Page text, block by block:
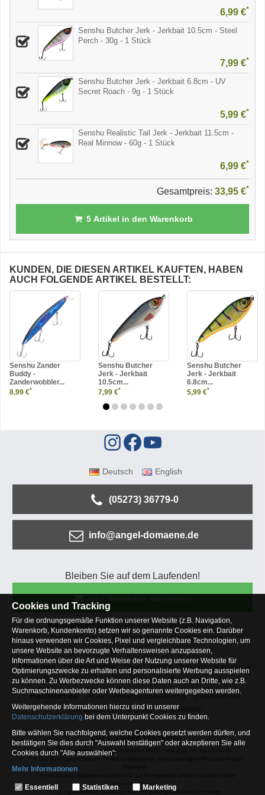
6,99 €*
Senshu Butcher Jerk - Jerkbait 10.5cm - Steel
Perch - 30g - 1 Stück
7,99 €*
Senshu Butcher Jerk - Jerkbait 6.8cm - UV
Secret Roach - 9g - 1 Stück
5,99 €*
Senshu Realistic Tail Jerk - Jerkbait 11.5cm -
Real Minnow - 60g - 1 Stück
6,99 €*
Gesamtpreis: 33,95 €*
5Artikel in den Warenkorb
KUNDEN, DIE DIESEN ARTIKEL KAUFTEN, HABEN
AUCH FOLGENDE ARTIKEL BESTELLT:
Senshu Zander
Buddy -
Zanderwobbler...
8,99 €*
Senshu Butcher
Jerk - Jerkbait
10.5cm...
7,99 €*
Senshu Butcher
Jerk - Jerkbait
6.8cm...
5,99 €*
Deutsch English
(05273) 36779-0
info@angel-domaene.de
Bleiben Sie auf dem Laufenden!
Kundenservice Mein Konto
Versandkosten
Zahlungsarten
Rücksendung
Kaufberatung
Häufige Fragen
Über uns
Unternehmen Blog Jobs & Praktika
Facebook
Osterfeldsee
Archiv Sitemap
Kontaktformular
Rechtliches
AGB Widerrufsbelehrung
Datenschutz
Altbatterie-Entsorgung
Impressum
Zur Desktop Webseite
* = Alle Preisangaben inkl. gesetzlicher MwSt. und zzgl.
Versandinfoseite.
2= ausgenommen Sonderpeise und preisgebundene Produkte.
Cookies und Tracking
Für die ordnungsgemäße Funktion unserer Website (z.B. Navigation,
Warenkorb, Kundenkonto) setzen wir so genannte Cookies ein. Darüber
hinaus verwenden wir Cookies, Pixel und vergleichbare Technologien, um
unsere Website an bevorzugte Verhaltensweisen anzupassen,
Informationen über die Art und Weise der Nutzung unserer Website für
Optimierungszwecke zu erhalten und personalisierte Werbung ausspielen
zu können. Zu Werbezwecke können diese Daten auch an Dritte, wie z.B.
Suchmaschinenanbieter oder Werbeagenturen weitergegeben werden.
Weitergehende Informationen hierzu sind in unserer
Datenschutzerklärung bei dem Unterpunkt Cookies zu finden.
Bitte wählen Sie nachfolgend, welche Cookies gesetzt werden dürfen, und
bestätigen Sie dies durch "Auswahl bestätigen" oder akzeptieren Sie alle
Cookies durch "Alle auswählen":
Mehr Informationen
Essentiell
Essentiell Statistiken Marketing